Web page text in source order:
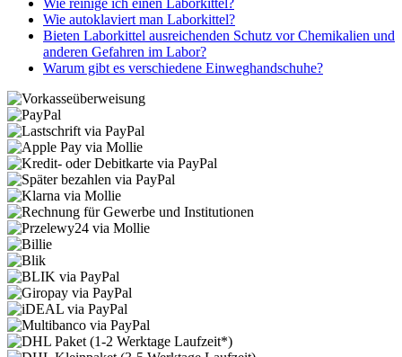
Wie autoklaviert man Laborkittel?
Bieten Laborkittel ausreichenden Schutz vor Chemikalien und
anderen Gefahren im Labor?
Warum gibt es verschiedene Einweghandschuhe?